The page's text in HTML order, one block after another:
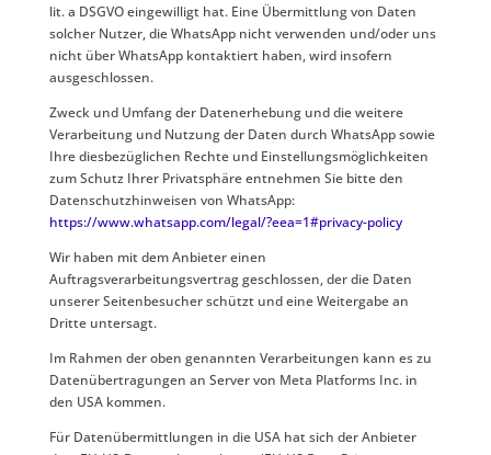
lit. a DSGVO eingewilligt hat. Eine Übermittlung von Daten
solcher Nutzer, die WhatsApp nicht verwenden und/oder uns
nicht über WhatsApp kontaktiert haben, wird insofern
ausgeschlossen.
Zweck und Umfang der Datenerhebung und die weitere
Verarbeitung und Nutzung der Daten durch WhatsApp sowie
Ihre diesbezüglichen Rechte und Einstellungsmöglichkeiten
zum Schutz Ihrer Privatsphäre entnehmen Sie bitte den
Datenschutzhinweisen von WhatsApp:
https://www.whatsapp.com/legal/?eea=1#privacy-policy
Wir haben mit dem Anbieter einen
Auftragsverarbeitungsvertrag geschlossen, der die Daten
unserer Seitenbesucher schützt und eine Weitergabe an
Dritte untersagt.
Im Rahmen der oben genannten Verarbeitungen kann es zu
Datenübertragungen an Server von Meta Platforms Inc. in
den USA kommen.
Für Datenübermittlungen in die USA hat sich der Anbieter